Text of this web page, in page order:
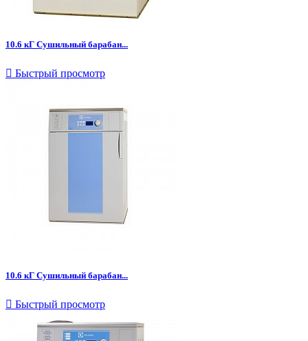
10.6 кГ Сушильный барабан...
 Быстрый просмотр
10.6 кГ Сушильный барабан...
 Быстрый просмотр